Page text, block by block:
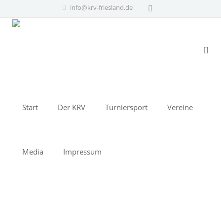
info@krv-friesland.de
Start Der KRV Turniersport Vereine
Media Impressum